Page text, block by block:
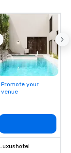
Promote your
venue